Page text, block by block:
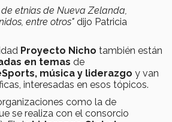
etnias de Nueva Zelanda,
entre otros" dijo Patricia
Proyecto Nicho también están
en temas de
música y liderazgo y van
interesadas en esos tópicos.
como la de
se realiza con el consorcio